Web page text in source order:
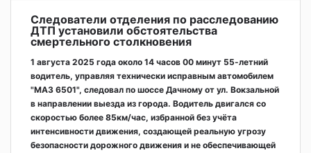
Следователи отделения по расследованию
ДТП установили обстоятельства
смертельного столкновения
1 августа 2025 года около 14 часов 00 минут 55-летний
водитель, управляя технически исправным автомобилем
"МАЗ 6501", следовал по шоссе Дачному от ул. Вокзальной
в направлении выезда из города. Водитель двигался со
скоростью более 85км/час, избранной без учёта
интенсивности движения, создающей реальную угрозу
безопасности дорожного движения и не обеспечивающей